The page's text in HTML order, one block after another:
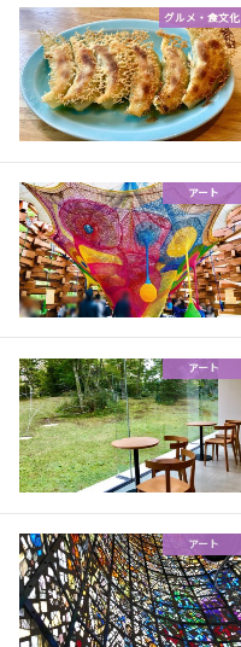
グルメ・食文化
アート
アート
アート